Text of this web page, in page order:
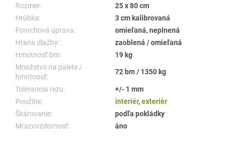
Rozmer:
25 x 80 cm
Hrúbka:
3 cm kalibrovaná
Povrchová úprava:
omieľaná, neplnená
Hrana dlažby:
zaoblená / omieľaná
Hmotnosť bm:
19 kg
Množstvo na palete /
hmotnosť:
72 bm / 1350 kg
Tolerancia rezu:
+/- 1 mm
Použitie:
interiér,exteriér
Škárovanie:
podľa pokládky
Mrazuvzdornosť:
áno